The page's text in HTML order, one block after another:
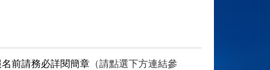
前請務必詳閱簡章 （請點選下方連結參